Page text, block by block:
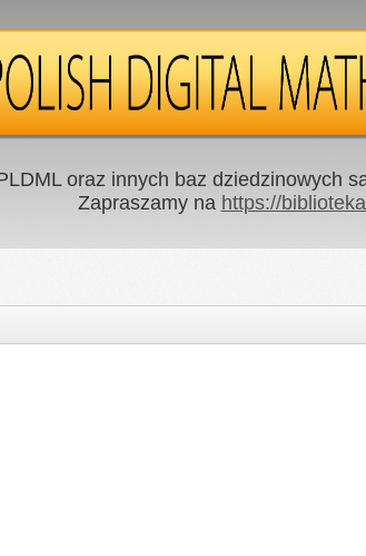
oraz innych baz dziedzinowych
Zapraszamy na https://